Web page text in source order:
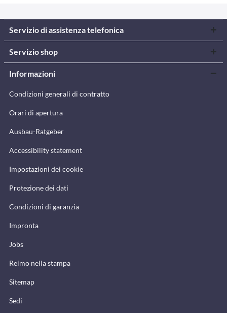
Servizio di assistenza telefonica
Servizio shop
Informazioni
Condizioni generali di contratto
Orari di apertura
Ausbau-Ratgeber
Accessibility statement
Impostazioni dei cookie
Protezione dei dati
Condizioni di garanzia
Impronta
Jobs
Reimo nella stampa
Sitemap
Sedi